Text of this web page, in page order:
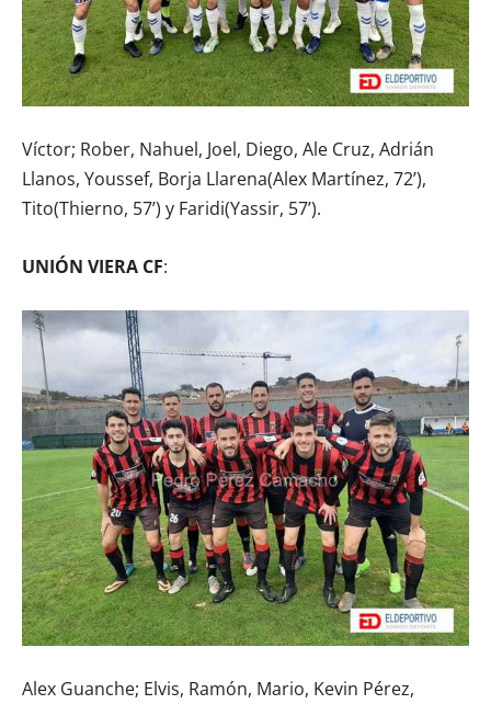
Víctor; Rober, Nahuel, Joel, Diego, Ale Cruz, Adrián
Llanos, Youssef, Borja Llarena(Alex Martínez, 72’),
Tito(Thierno, 57’) y Faridi(Yassir, 57’).
UNIÓN VIERA CF:
Alex Guanche; Elvis, Ramón, Mario, Kevin Pérez,